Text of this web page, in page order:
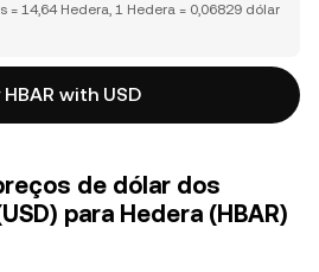
= 14,64 Hedera, 1 Hedera = 0,06829 dólar
HBAR with USD
de dólar dos
para Hedera (HBAR)